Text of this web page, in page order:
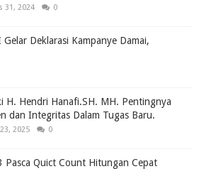
31, 2024 0
Gelar Deklarasi Kampanye Damai,
H. Hendri Hanafi.SH. MH. Pentingnya
dan Integritas Dalam Tugas Baru.
2025 0
Pasca Quict Count Hitungan Cepat